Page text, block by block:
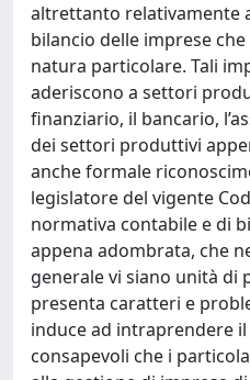
altrettanto relativamente
bilancio delle imprese
natura particolare. Tali
aderiscono a settori
finanziario, il bancario,
dei settori produttivi
anche formale
legislatore del vigente
normativa contabile e di
appena adombrata, che
generale vi siano unità di
presenta caratteri e
induce ad intraprendere
consapevoli che i